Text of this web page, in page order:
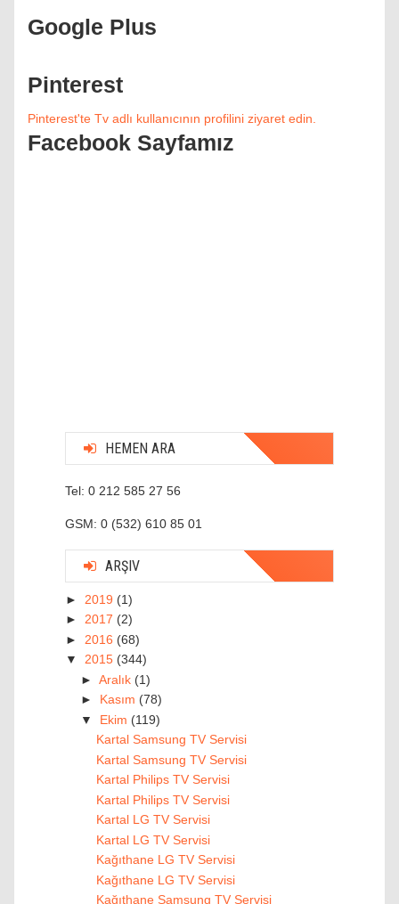
Google Plus
Pinterest
Pinterest'te Tv adlı kullanıcının profilini ziyaret edin.
Facebook Sayfamız
HEMEN ARA
Tel: 0 212 585 27 56
GSM: 0 (532) 610 85 01
ARŞIV
► 2019 (1)
► 2017 (2)
► 2016 (68)
▼ 2015 (344)
► Aralık (1)
► Kasım (78)
▼ Ekim (119)
Kartal Samsung TV Servisi
Kartal Samsung TV Servisi
Kartal Philips TV Servisi
Kartal Philips TV Servisi
Kartal LG TV Servisi
Kartal LG TV Servisi
Kağıthane LG TV Servisi
Kağıthane LG TV Servisi
Kağıthane Samsung TV Servisi